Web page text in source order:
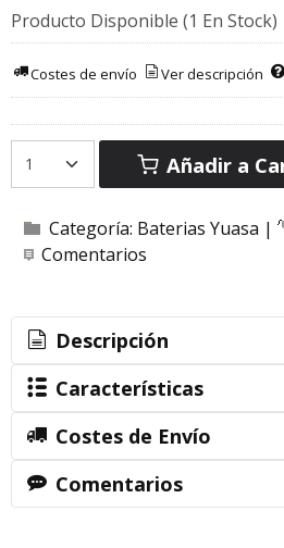
Producto Disponible (1 En Stock)
Costes de envío Ver descripción
Añadir a
Categoría: Baterias Yuasa |
Comentarios
Descripción
Características
Costes de Envío
Comentarios